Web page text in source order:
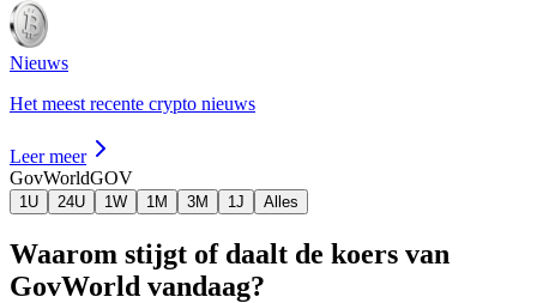
Nieuws
Het meest recente crypto nieuws
Leer meer
GovWorldGOV
1U 24U 1W 1M 3M 1J Alles
Waarom stijgt of daalt de koers van
GovWorld vandaag?